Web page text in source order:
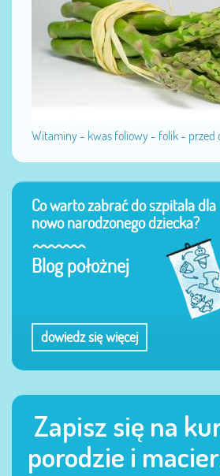
Witaminy - kwas foliowy - folik - przed
Co warto zabrać do szpitala dla
nowo narodzonego dziecka?
Blog położnej
dowiedz się więcej
Zapisz się na
porodzie i